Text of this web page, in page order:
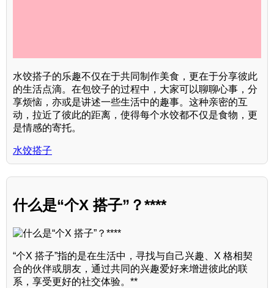
水饺搭子的乐趣不仅在于共同制作美食，更在于分享彼此
的生活点滴。在包饺子的过程中，大家可以聊聊心事，分
享烦恼，亦或是讲述一些生活中的趣事。这种亲密的互
动，拉近了彼此的距离，使得每个水饺都不仅是食物，更
是情感的寄托。
水饺搭子
什么是“个X 搭子”？****
“个X 搭子”指的是在生活中，寻找与自己兴趣、X 格相契
合的伙伴或朋友，通过共同的兴趣爱好来增进彼此的联
系，享受更好的社交体验。**